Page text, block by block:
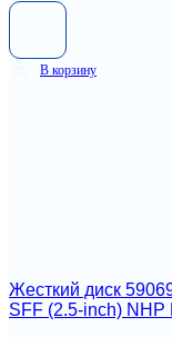
В корзину
Жесткий диск
SFF (2.5-inch) NHP